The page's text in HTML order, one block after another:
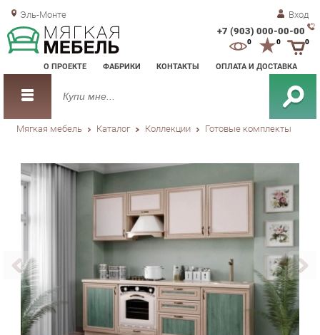
Эль-Монте Вход
+7 (903) 000-00-00
О ПРОЕКТЕ ФАБРИКИ КОНТАКТЫ ОПЛАТА И ДОСТАВКА
0 0
Мягкая мебель Каталог Коллекции Готовые комплекты